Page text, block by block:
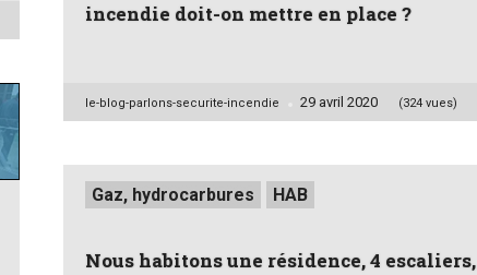
incendie doit-on mettre en place ?
Posted
le-blog-parlons-securite-incendie 29 avril 2020 (324 vues)
Posted
inGaz, hydrocarbures HAB
Nous habitons une résidence, 4